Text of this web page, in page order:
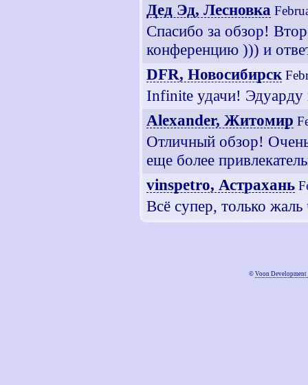
Дед Эд, Лесновка
Спасибо за обзор!
конференцию ))) и
DFR, Новосибирск
Infinite удачи!
Alexander, Житомир
Отличный обзор!
еще более
vinspetro, Астрахань
Всё супер, только
© Voon Development